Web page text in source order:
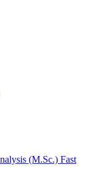
(M.Sc.) Fast